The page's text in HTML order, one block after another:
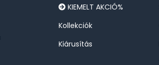
KIEMELT AKCIÓ%
Kollekciók
Kiárusítás